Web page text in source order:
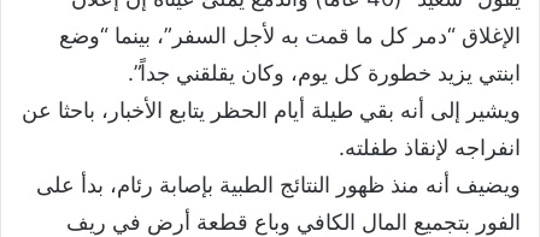
الإغلاق “دمر كل ما قمت به لأجل السفر”، بينما “وضع
ابنتي يزيد خطورة كل يوم، وكان يقلقني جداً”.
ويشير إلى أنه بقي طيلة أيام الحظر يتابع الأخبار، باحثا عن
انفراجه لإنقاذ طفلته.
ويضيف أنه منذ ظهور النتائج الطبية بإصابة رئام، بدأ على
الفور بتجميع المال الكافي وباع قطعة أرض في ريف